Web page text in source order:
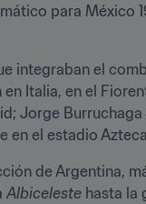
para México
integraban el
Italia, en el
Jorge
en el estadio
de Argentina,
Albiceleste hasta la